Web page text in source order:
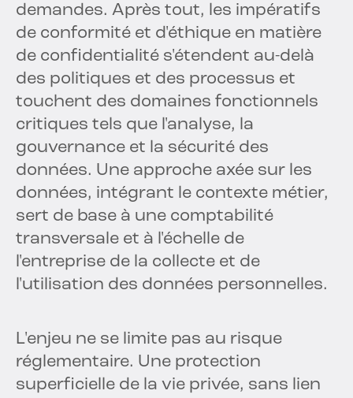
demandes. Après tout, les impératifs
de conformité et d'éthique en matière
de confidentialité s'étendent au-delà
des politiques et des processus et
touchent des domaines fonctionnels
critiques tels que l'analyse, la
gouvernance et la sécurité des
données. Une approche axée sur les
données, intégrant le contexte métier,
sert de base à une comptabilité
transversale et à l'échelle de
l'entreprise de la collecte et de
l'utilisation des données personnelles.
L'enjeu ne se limite pas au risque
réglementaire. Une protection
superficielle de la vie privée, sans lien